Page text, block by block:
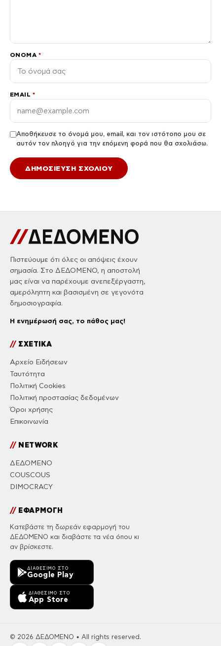
ΌΝΟΜΑ *
EMAIL *
Αποθήκευσε το όνομά μου, email, και τον ιστότοπο μου σε
αυτόν τον πλοηγό για την επόμενη φορά που θα σχολιάσω.
Πιστεύουμε ότι όλες οι απόψεις έχουν
σημασία. Στο ΔΕΔΟΜΕΝΟ, η αποστολή
μας είναι να παρέχουμε ανεπεξέργαστη,
αμερόληπτη και βασισμένη σε γεγονότα
δημοσιογραφία.
Η ενημέρωσή σας, το πάθος μας!
//ΣΧΕΤΙΚΑ
Αρχείο Ειδήσεων
Ταυτότητα
Πολιτική Cookies
Πολιτική προστασίας δεδομένων
Όροι χρήσης
Επικοινωνία
//NETWORK
ΔΕΔΟΜΕΝΟ
COUSCOUS
DIMOCRACY
//ΕΦΑΡΜΟΓΗ
Κατεβάστε τη δωρεάν εφαρμογή του
ΔΕΔΟΜΕΝΟ και διαβάστε τα νέα όπου κι
αν βρίσκεστε.
ΔΙΑΘΈΣΙΜΟ ΣΤΟ
Google Play
ΔΙΑΘΈΣΙΜΟ ΣΤΟ
App Store
© 2026 ΔΕΔΟΜΕΝΟ • All rights reserved.